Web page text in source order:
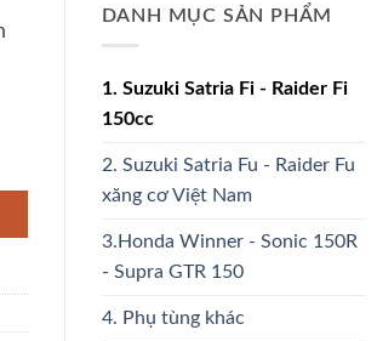
DANH MỤC SẢN PHẨM
1. Suzuki Satria Fi - Raider Fi
150cc
2. Suzuki Satria Fu - Raider Fu
xăng cơ Việt Nam
3.Honda Winner - Sonic 150R
- Supra GTR 150
4. Phụ tùng khác
lượng